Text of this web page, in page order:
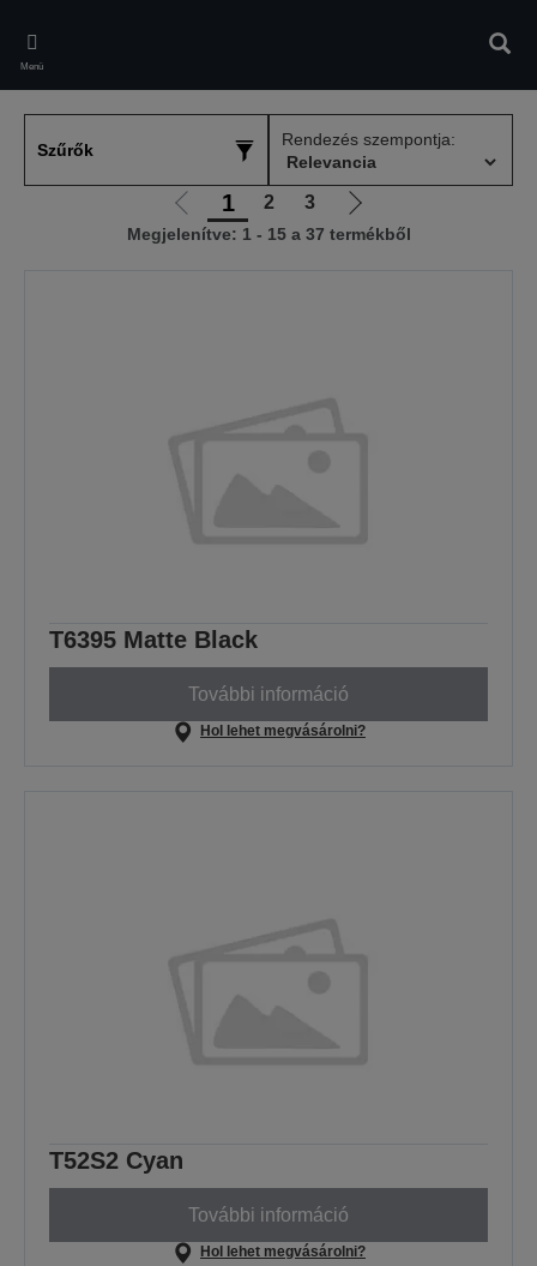
main
content
Menü
Szűrők
Rendezés szempontja:
Előző
oldalra
1 2 3
Következő
oldalra
Megjelenítve: 1 - 15 a 37 termékből
T6395 Matte Black
További információ
Hol lehet megvásárolni?
T52S2 Cyan
További információ
Hol lehet megvásárolni?